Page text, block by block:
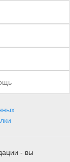
- вы